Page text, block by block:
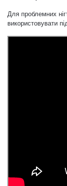
Для проблемних
використовувати